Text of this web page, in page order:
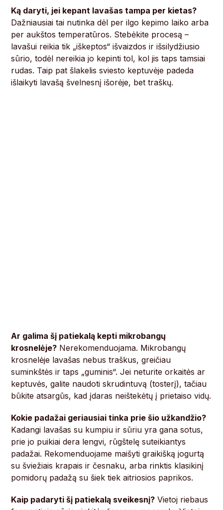
Ką daryti, jei kepant lavašas tampa per kietas?
Dažniausiai tai nutinka dėl per ilgo kepimo laiko arba
per aukštos temperatūros. Stebėkite procesą –
lavašui reikia tik „iškeptos“ išvaizdos ir išsilydžiusio
sūrio, todėl nereikia jo kepinti tol, kol jis taps tamsiai
rudas. Taip pat šlakelis sviesto keptuvėje padeda
išlaikyti lavašą švelnesnį išorėje, bet traškų.
Ar galima šį patiekalą kepti mikrobangų
krosnelėje? Nerekomenduojama. Mikrobangų
krosnelėje lavašas nebus traškus, greičiau
suminkštės ir taps „guminis“. Jei neturite orkaitės ar
keptuvės, galite naudoti skrudintuvą (tosterį), tačiau
būkite atsargūs, kad įdaras neištekėtų į prietaiso vidų.
Kokie padažai geriausiai tinka prie šio užkandžio?
Kadangi lavašas su kumpiu ir sūriu yra gana sotus,
prie jo puikiai dera lengvi, rūgštelę suteikiantys
padažai. Rekomenduojame maišyti graikišką jogurtą
su šviežiais krapais ir česnaku, arba rinktis klasikinį
pomidorų padažą su šiek tiek aitriosios paprikos.
Kaip padaryti šį patiekalą sveikesnį? Vietoj riebaus